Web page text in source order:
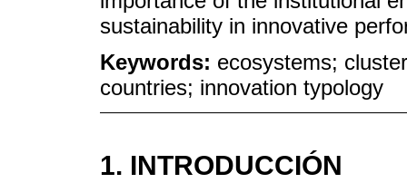
sustainability in innovative
Keywords: ecosystems;
countries; innovation typology
1. INTRODUCCIÓN